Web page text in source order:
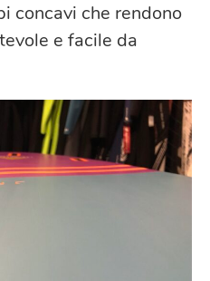
concavi che rendono
e facile da